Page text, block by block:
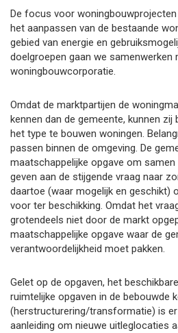
De focus voor
het aanpassen van de bestaande
gebied van energie en
doelgroepen gaan we samenwerken
woningbouwcorporatie.
Omdat de marktpartijen de
kennen dan de gemeente, kunnen zij
het type te bouwen woningen.
passen binnen de omgeving. De
maatschappelijke opgave om
geven aan de stijgende vraag naar
daartoe (waar mogelijk en geschikt)
voor ter beschikking. Omdat het
grotendeels niet door de markt
maatschappelijke opgave waar de
verantwoordelijkheid moet pakken.
Gelet op de opgaven, het
ruimtelijke opgaven in de bebouwde
(herstructurering/transformatie) is er
aanleiding om nieuwe uitleglocaties